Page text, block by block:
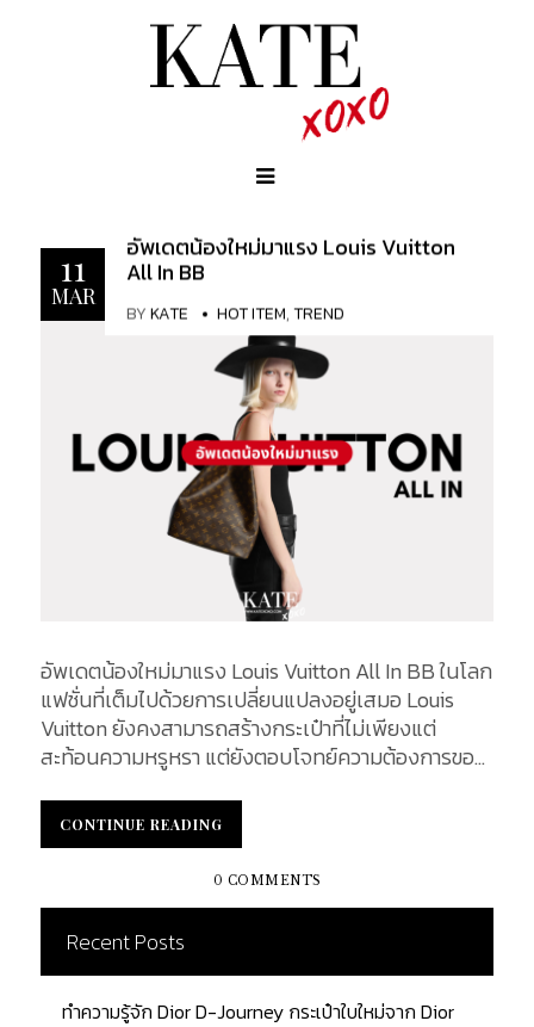
11
MAR
อัพเดตน้องใหม่มาแรง Louis Vuitton
All In BB
BYKATE HOT ITEM, TREND
อัพเดตน้องใหม่มาแรง Louis Vuitton All In BB ในโลก
แฟชั่นที่เต็มไปด้วยการเปลี่ยนแปลงอยู่เสมอ Louis
Vuitton ยังคงสามารถสร้างกระเป๋าที่ไม่เพียงแต่
สะท้อนความหรูหรา แต่ยังตอบโจทย์ความต้องการของ
กำลังเป็นที่พูดถึงมากที่สุด คือ LV รุ่น All In BB
กระเป๋ารุ่นใหม่ที่ได้รับการเปิดตัวในปี 2021 และกลาย
เป็นหนึ่งในไอเท็มที่ไม่ควรพลาดสำหรับแฟน ๆ Louis
Vuitton ดีไซน์ที่ทันสมัย ขนาดกระทัดรัดและฟังก์ชันการ
ใช้งานที่สะดวกสบาย All In BB พร้อมจะทำให้ทุกลุคของ
คุณโดดเด่นและมีเสน่ห์ขึ้นทันที ในบทความนี้ เราจะพา
คุณไปทำความรู้จักกับ Louis Vuitton All In BB ทั้ง
จากการออกแบบ วัสดุที่ใช้ การใช้งานที่หลากหลาย รวม
CONTINUE READING
CONTINUE READING
0 COMMENTS
Recent Posts
ทำความรู้จัก Dior D-Journey กระเป๋าใบใหม่จาก Dior